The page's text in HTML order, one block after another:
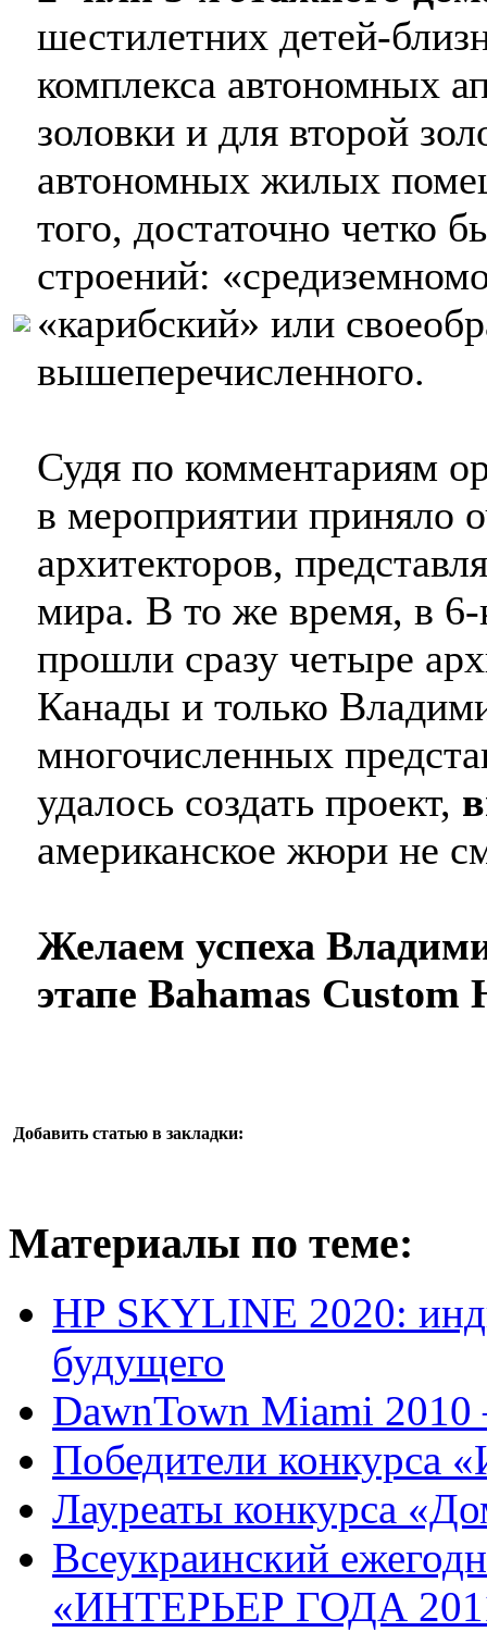
шестилетних детей-
комплекса автономных
золовки и для второй
автономных жилых
того, достаточно четко
строений:
«карибский» или
вышеперечисленного.
Судя по комментариям
в мероприятии приняло
архитекторов,
мира. В то же время, в 6-
прошли сразу четыре
Канады и только
многочисленных
удалось создать проект,
американское жюри не
Желаем успеха
этапе Bahamas Custom
Добавить статью в закладки:
Материалы по теме:
HP SKYLINE 2020:
будущего
DawnTown Miami 2010
Победители конкурса
Лауреаты конкурса
Всеукраинский
«ИНТЕРЬЕР ГОДА